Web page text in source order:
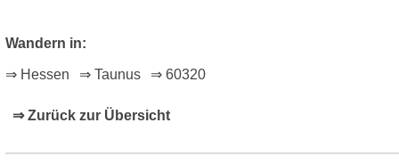
Wandern in:
⇒ Hessen ⇒ Taunus ⇒ 60320
⇒ Zurück zur Übersicht